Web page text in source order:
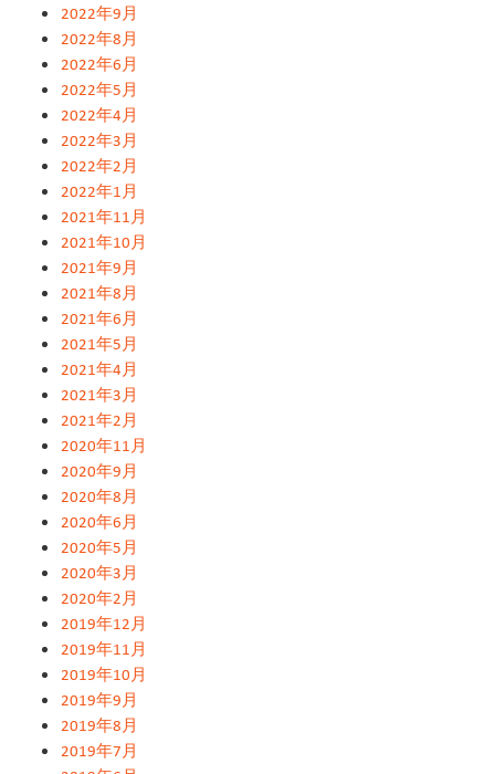
2022年9月
2022年8月
2022年6月
2022年5月
2022年4月
2022年3月
2022年2月
2022年1月
2021年11月
2021年10月
2021年9月
2021年8月
2021年6月
2021年5月
2021年4月
2021年3月
2021年2月
2020年11月
2020年9月
2020年8月
2020年6月
2020年5月
2020年3月
2020年2月
2019年12月
2019年11月
2019年10月
2019年9月
2019年8月
2019年7月